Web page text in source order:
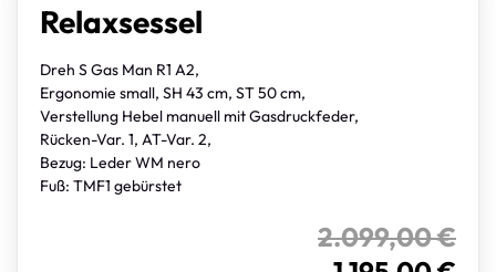
Relaxsessel
Dreh S Gas Man R1 A2,
Ergonomie small, SH 43 cm, ST 50 cm,
Verstellung Hebel manuell mit Gasdruckfeder,
Rücken-Var. 1, AT-Var. 2,
Bezug: Leder WM nero
Fuß: TMF1 gebürstet
2.099,00 €